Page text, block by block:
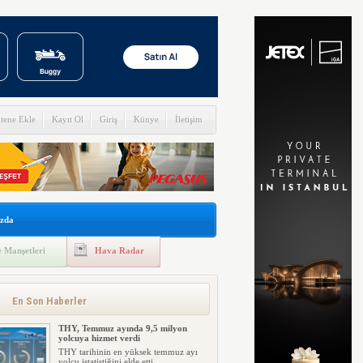
Ekle Kayıt Ol Giriş Künye İletişim
Manşetleri Hava Radar
En Son Haberler
THY, Temmuz ayında 9,5 milyon
yolcuya hizmet verdi
THY tarihinin en yüksek temmuz ayı